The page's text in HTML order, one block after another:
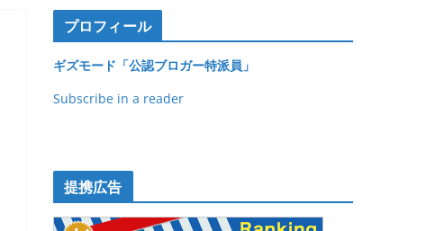
プロフィール
ギズモード「公認ブロガー特派員」
Subscribe in a reader
提携広告